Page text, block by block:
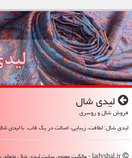
لیدی شال
فروش شال و روسری
لیدی شال: لطافت، زیبایی، اصالت در یک قاب. بالیدی